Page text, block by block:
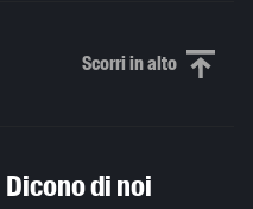
Scorri in altoScorri in alto
Dicono di noi